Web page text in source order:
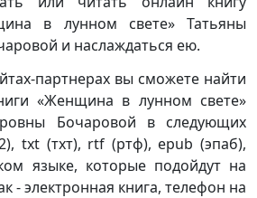
в лунном свете» Татьяны
и наслаждаться ею.
партнерах вы сможете найти
«Женщина в лунном свете»
Бочаровой в следующих
txt (тхт), rtf (ртф), epub (эпаб),
языке, которые подойдут на
- электронная книга, телефон на